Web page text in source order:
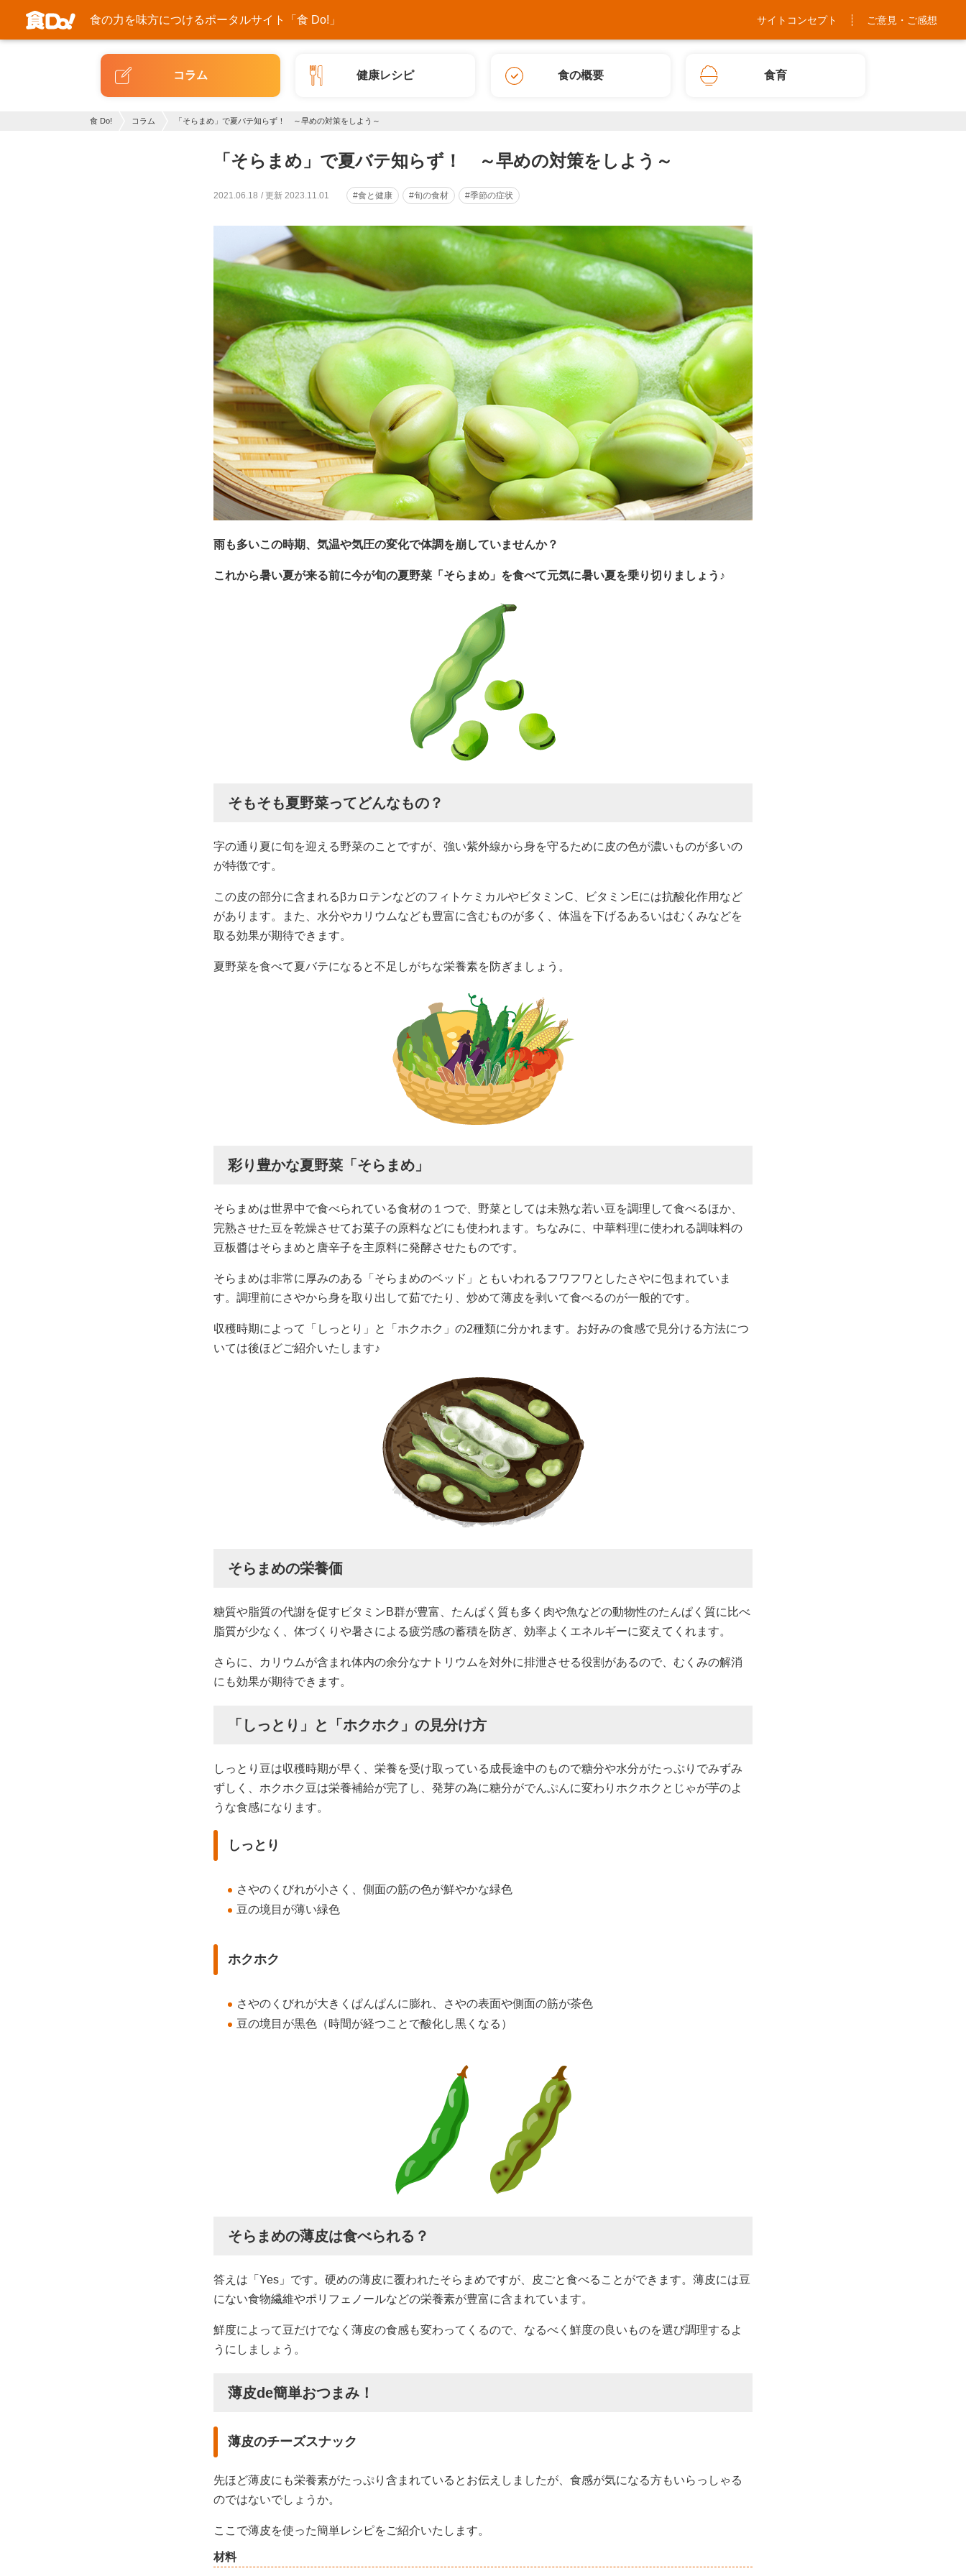
食の力を味方につけるポータルサイト「食 Do!」 サイトコンセプト ご意見・ご感想
コラム 健康レシピ 食の概要 食育
食 Do! コラム 「そらまめ」で夏バテ知らず！ ～早めの対策をしよう～
「そらまめ」で夏バテ知らず！ ～早めの対策をしよう～
2021.06.18 更新 2023.11.01 #食と健康 #旬の食材 #季節の症状
雨も多いこの時期、気温や気圧の変化で体調を崩していませんか？
これから暑い夏が来る前に今が旬の夏野菜「そらまめ」を食べて元気に暑い夏を乗り切りましょう♪
そもそも夏野菜ってどんなもの？
字の通り夏に旬を迎える野菜のことですが、強い紫外線から身を守るために皮の色が濃いものが多いの
が特徴です。
この皮の部分に含まれるβカロテンなどのフィトケミカルやビタミンC、ビタミンEには抗酸化作用など
があります。また、水分やカリウムなども豊富に含むものが多く、体温を下げるあるいはむくみなどを
取る効果が期待できます。
夏野菜を食べて夏バテになると不足しがちな栄養素を防ぎましょう。
彩り豊かな夏野菜「そらまめ」
そらまめは世界中で食べられている食材の１つで、野菜としては未熟な若い豆を調理して食べるほか、
完熟させた豆を乾燥させてお菓子の原料などにも使われます。ちなみに、中華料理に使われる調味料の
豆板醬はそらまめと唐辛子を主原料に発酵させたものです。
そらまめは非常に厚みのある「そらまめのベッド」ともいわれるフワフワとしたさやに包まれていま
す。調理前にさやから身を取り出して茹でたり、炒めて薄皮を剥いて食べるのが一般的です。
収穫時期によって「しっとり」と「ホクホク」の2種類に分かれます。お好みの食感で見分ける方法につ
いては後ほどご紹介いたします♪
そらまめの栄養価
糖質や脂質の代謝を促すビタミンB群が豊富、たんぱく質も多く肉や魚などの動物性のたんぱく質に比べ
脂質が少なく、体づくりや暑さによる疲労感の蓄積を防ぎ、効率よくエネルギーに変えてくれます。
さらに、カリウムが含まれ体内の余分なナトリウムを対外に排泄させる役割があるので、むくみの解消
にも効果が期待できます。
「しっとり」と「ホクホク」の見分け方
しっとり豆は収穫時期が早く、栄養を受け取っている成長途中のもので糖分や水分がたっぷりでみずみ
ずしく、ホクホク豆は栄養補給が完了し、発芽の為に糖分がでんぷんに変わりホクホクとじゃが芋のよ
うな食感になります。
しっとり
さやのくびれが小さく、側面の筋の色が鮮やかな緑色
豆の境目が薄い緑色
ホクホク
さやのくびれが大きくぱんぱんに膨れ、さやの表面や側面の筋が茶色
豆の境目が黒色（時間が経つことで酸化し黒くなる）
そらまめの薄皮は食べられる？
答えは「Yes」です。硬めの薄皮に覆われたそらまめですが、皮ごと食べることができます。薄皮には豆
にない食物繊維やポリフェノールなどの栄養素が豊富に含まれています。
鮮度によって豆だけでなく薄皮の食感も変わってくるので、なるべく鮮度の良いものを選び調理するよ
うにしましょう。
薄皮de簡単おつまみ！
薄皮のチーズスナック
先ほど薄皮にも栄養素がたっぷり含まれているとお伝えしましたが、食感が気になる方もいらっしゃる
のではないでしょうか。
ここで薄皮を使った簡単レシピをご紹介いたします。
材料